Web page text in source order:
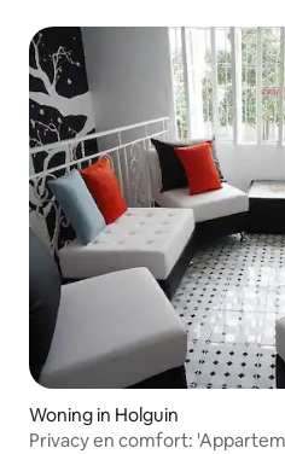
Woning in Holguin
Privacy en comfort: